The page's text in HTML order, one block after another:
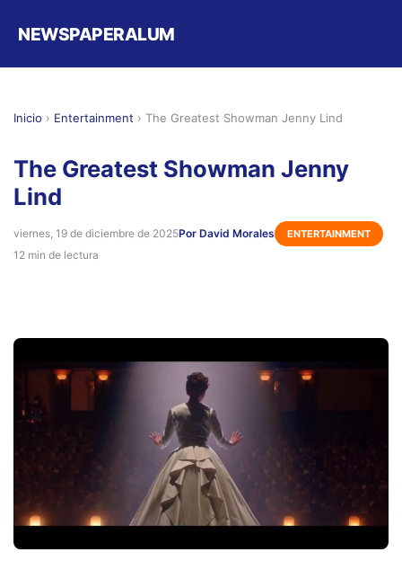
NEWSPAPERALUM
Inicio › Entertainment › The Greatest Showman Jenny Lind
The Greatest Showman Jenny
Lind
viernes, 19 de diciembre de 2025Por David Morales ENTERTAINMENT
12 min de lectura